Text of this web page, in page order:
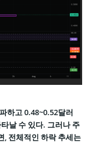
하고 0.48~0.52달러
날 수 있다. 그러나 주
, 전체적인 하락 추세는